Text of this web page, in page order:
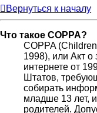
Вернуться к началу
Что такое COPPA?
COPPA
1998), или Акт о
интернете от
Штатов,
собирать
младше 13 лет,
родителей.